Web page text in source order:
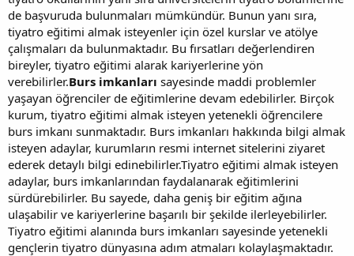
de başvuruda bulunmaları mümkündür. Bunun yanı sıra,
tiyatro eğitimi almak isteyenler için özel kurslar ve atölye
çalışmaları da bulunmaktadır. Bu fırsatları değerlendiren
bireyler, tiyatro eğitimi alarak kariyerlerine yön
verebilirler.Burs imkanları sayesinde maddi problemler
yaşayan öğrenciler de eğitimlerine devam edebilirler. Birçok
kurum, tiyatro eğitimi almak isteyen yetenekli öğrencilere
burs imkanı sunmaktadır. Burs imkanları hakkında bilgi almak
isteyen adaylar, kurumların resmi internet sitelerini ziyaret
ederek detaylı bilgi edinebilirler.Tiyatro eğitimi almak isteyen
adaylar, burs imkanlarından faydalanarak eğitimlerini
sürdürebilirler. Bu sayede, daha geniş bir eğitim ağına
ulaşabilir ve kariyerlerine başarılı bir şekilde ilerleyebilirler.
Tiyatro eğitimi alanında burs imkanları sayesinde yetenekli
gençlerin tiyatro dünyasına adım atmaları kolaylaşmaktadır.